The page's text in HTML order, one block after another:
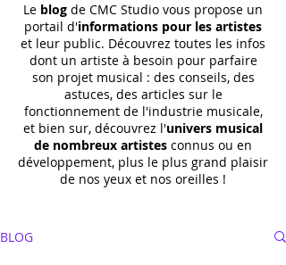
Le blog de CMC Studio vous propose un
portail d'informations pour les artistes
et leur public. Découvrez toutes les infos
dont un artiste à besoin pour parfaire
son projet musical : des conseils, des
astuces, des articles sur le
fonctionnement de l'industrie musicale,
et bien sur, découvrez l'univers musical
de nombreux artistes connus ou en
développement, plus le plus grand plaisir
de nos yeux et nos oreilles !
BLOG